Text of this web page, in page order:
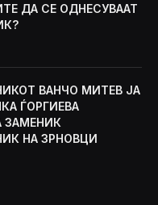
ДА СЕ ОДНЕСУВААТ
ВАНЧО МИТЕВ ЈА
ЃОРГИЕВА
ЗАМЕНИК
НА ЗРНОВЦИ